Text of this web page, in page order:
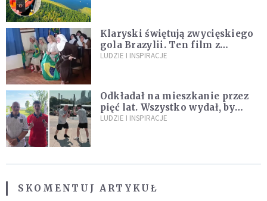
Klaryski świętują zwycięskiego
gola Brazylii. Ten film z
zakonnicami obejrzały już
LUDZIE I INSPIRACJE
Odkładał na mieszkanie przez
pięć lat. Wszystko wydał, by
spełnić marzenie 80-letniego
LUDZIE I INSPIRACJE
SKOMENTUJ ARTYKUŁ